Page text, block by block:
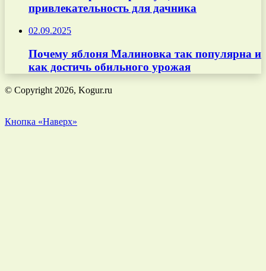
привлекательность для дачника
02.09.2025
Почему яблоня Малиновка так популярна и
как достичь обильного урожая
© Copyright 2026, Kogur.ru
Кнопка «Наверх»